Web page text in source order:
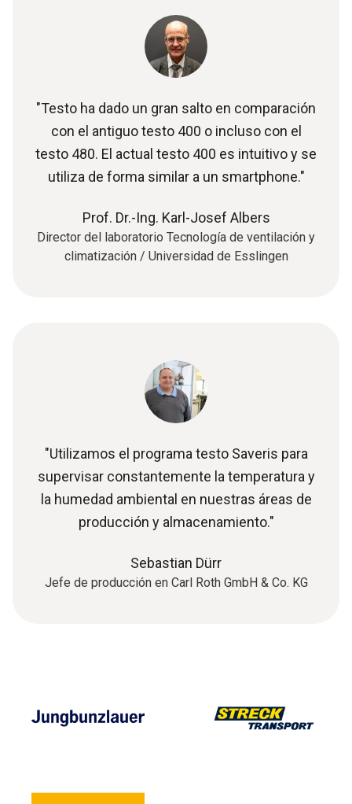
"Testo ha dado un gran salto en comparación
con el antiguo testo 400 o incluso con el
testo 480. El actual testo 400 es intuitivo y se
utiliza de forma similar a un smartphone."
Prof. Dr.-Ing. Karl-Josef Albers
Director del laboratorio Tecnología de ventilación y
climatización / Universidad de Esslingen
"Utilizamos el programa testo Saveris para
supervisar constantemente la temperatura y
la humedad ambiental en nuestras áreas de
producción y almacenamiento."
Sebastian Dürr
Jefe de producción en Carl Roth GmbH & Co. KG